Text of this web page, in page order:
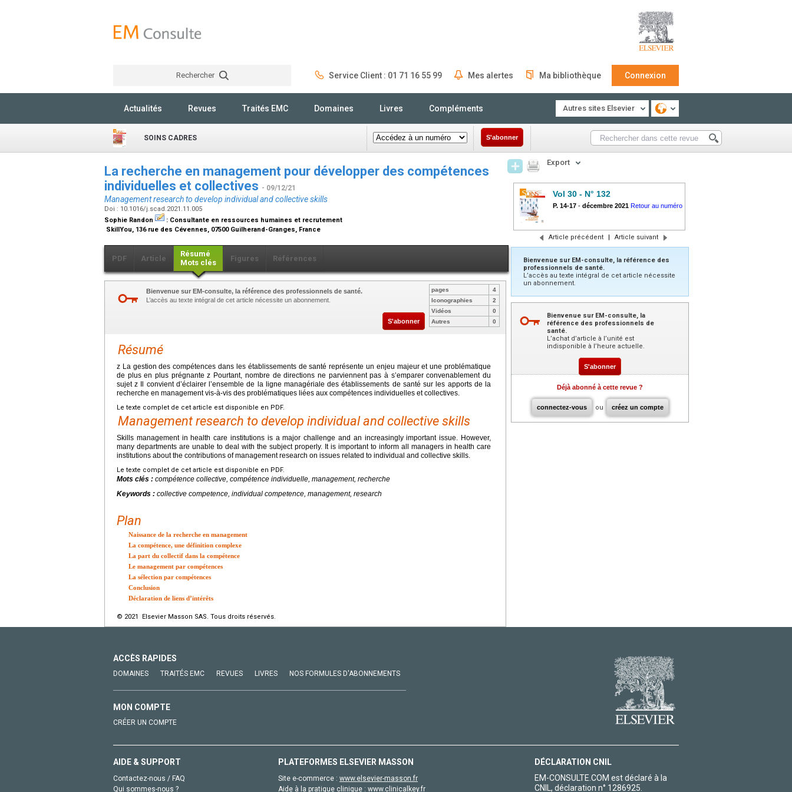
Rechercher Service Client : 01 71 16 55 99 Mes alertes Ma bibliothèque Connexion
Actualités Revues Traités EMC Domaines Livres Compléments Autres sites Elsevier
SOINS CADRES S'abonner
La recherche en management pour développer des compétences
individuelles et collectives - 09/12/21
Management research to develop individual and collective skills
Doi : 10.1016/j.scad.2021.11.005
Sophie Randon
: Consultante en ressources humaines et recrutement
SkillYou, 136 rue des Cévennes, 07500 Guilherand-Granges, France
PDF Article
Résumé
Mots clés
Figures Références
Bienvenue sur EM-consulte, la référence des professionnels de santé.
L’accès au texte intégral de cet article nécessite un abonnement.
S'abonner
pages
4
Iconographies
2
Vidéos
0
Autres
0
Résumé
z La gestion des compétences dans les établissements de santé représente un enjeu majeur et une problématique
de plus en plus prégnante z Pourtant, nombre de directions ne parviennent pas à s’emparer convenablement du
sujet z Il convient d’éclairer l’ensemble de la ligne managériale des établissements de santé sur les apports de la
recherche en management vis-à-vis des problématiques liées aux compétences individuelles et collectives.
Le texte complet de cet article est disponible en PDF.
Management research to develop individual and collective skills
Skills management in health care institutions is a major challenge and an increasingly important issue. However,
many departments are unable to deal with the subject properly. It is important to inform all managers in health care
institutions about the contributions of management research on issues related to individual and collective skills.
Le texte complet de cet article est disponible en PDF.
Mots clés : compétence collective, compétence individuelle, management, recherche
Keywords : collective competence, individual competence, management, research
Plan
Naissance de la recherche en management
La compétence, une définition complexe
La part du collectif dans la compétence
Le management par compétences
La sélection par compétences
Conclusion
Déclaration de liens d’intérêts
© 2021 Elsevier Masson SAS. Tous droits réservés.
Export
Vol 30 - N° 132
P. 14-17 - décembre 2021 Retour au numéro
Article précédent | Article suivant
Bienvenue sur EM-consulte, la référence des
professionnels de santé.
L’accès au texte intégral de cet article nécessite
un abonnement.
Bienvenue sur EM-consulte, la
référence des professionnels de
santé.
L’achat d’article à l’unité est
indisponible à l’heure actuelle.
S'abonner
Déjà abonné à cette revue ?
connectez-vous ou créez un compte
ACCÈS RAPIDES
DOMAINES TRAITÉS EMC REVUES LIVRES NOS FORMULES D'ABONNEMENTS
MON COMPTE
CRÉER UN COMPTE
AIDE & SUPPORT
Contactez-nous / FAQ
Qui sommes-nous ?
PLATEFORMES ELSEVIER MASSON
Site e-commerce : www.elsevier-masson.fr
Aide à la pratique clinique : www.clinicalkey.fr
DÉCLARATION CNIL
EM-CONSULTE.COM est déclaré à la
CNIL, déclaration n° 1286925.